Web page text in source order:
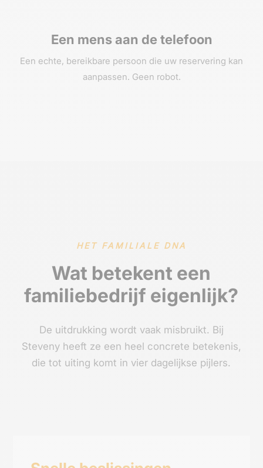
Een mens aan de telefoon
Een echte, bereikbare persoon die uw reservering kan
aanpassen. Geen robot.
HET FAMILIALE DNA
Wat betekent een
familiebedrijf eigenlijk?
De uitdrukking wordt vaak misbruikt. Bij
Steveny heeft ze een heel concrete betekenis,
die tot uiting komt in vier dagelijkse pijlers.